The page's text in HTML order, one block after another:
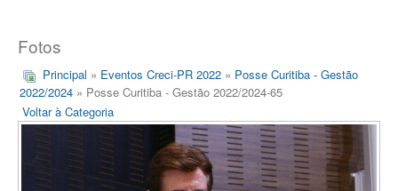
Fotos
Principal » Eventos Creci-PR 2022 » Posse Curitiba - Gestão
2022/2024 » Posse Curitiba - Gestão 2022/2024-65
Voltar à Categoria